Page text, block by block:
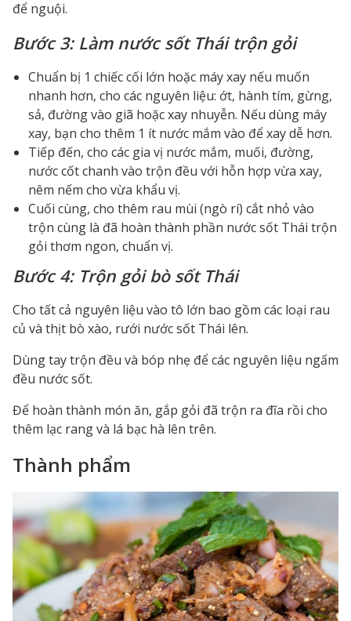
để nguội.
Bước 3: Làm nước sốt Thái trộn gỏi
Chuẩn bị 1 chiếc cối lớn hoặc máy xay nếu muốn
nhanh hơn, cho các nguyên liệu: ớt, hành tím, gừng,
sả, đường vào giã hoặc xay nhuyễn. Nếu dùng máy
xay, bạn cho thêm 1 ít nước mắm vào để xay dễ hơn.
Tiếp đến, cho các gia vị nước mắm, muối, đường,
nước cốt chanh vào trộn đều với hỗn hợp vừa xay,
nêm nếm cho vừa khẩu vị.
Cuối cùng, cho thêm rau mùi (ngò rí) cắt nhỏ vào
trộn cùng là đã hoàn thành phần nước sốt Thái trộn
gỏi thơm ngon, chuẩn vị.
Bước 4: Trộn gỏi bò sốt Thái
Cho tất cả nguyên liệu vào tô lớn bao gồm các loại rau
củ và thịt bò xào, rưới nước sốt Thái lên.
Dùng tay trộn đều và bóp nhẹ để các nguyên liệu ngấm
đều nước sốt.
Để hoàn thành món ăn, gắp gỏi đã trộn ra đĩa rồi cho
thêm lạc rang và lá bạc hà lên trên.
Thành phẩm